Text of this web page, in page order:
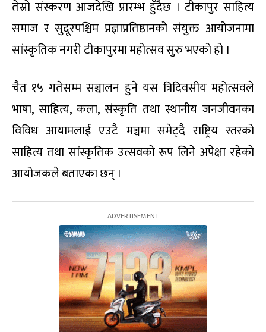
तेस्रो संस्करण आजदेखि प्रारम्भ हुँदैछ । टीकापुर साहित्य
समाज र सुदूरपश्चिम प्रज्ञाप्रतिष्ठानको संयुक्त आयोजनामा
सांस्कृतिक नगरी टीकापुरमा महोत्सव सुरु भएको हो ।
चैत १५ गतेसम्म सञ्चालन हुने यस त्रिदिवसीय महोत्सवले
भाषा, साहित्य, कला, संस्कृति तथा स्थानीय जनजीवनका
विविध आयामलाई एउटै मञ्चमा समेट्दै राष्ट्रिय स्तरको
साहित्य तथा सांस्कृतिक उत्सवको रूप लिने अपेक्षा रहेको
आयोजकले बताएका छन् ।